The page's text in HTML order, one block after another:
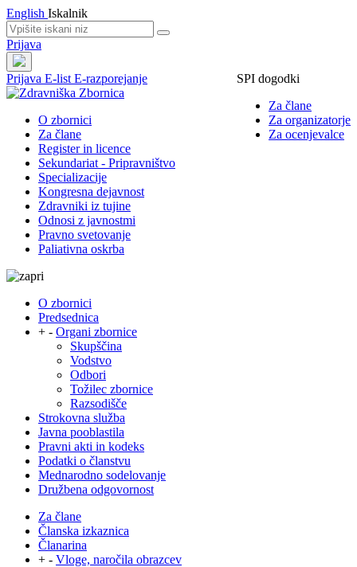
English Iskalnik
Prijava
Prijava
SPI dogodki
Za člane
Za organizatorje
Za ocenjevalce
E-list E-razporejanje
O zbornici
Za člane
Register in licence
Sekundariat - Pripravništvo
Specializacije
Kongresna dejavnost
Zdravniki iz tujine
Odnosi z javnostmi
Pravno svetovanje
Paliativna oskrba
O zbornici
Predsednica
+ - Organi zbornice
Skupščina
Vodstvo
Odbori
Tožilec zbornice
Razsodišče
Strokovna služba
Javna pooblastila
Pravni akti in kodeks
Podatki o članstvu
Mednarodno sodelovanje
Družbena odgovornost
Za člane
Članska izkaznica
Članarina
+ - Vloge, naročila obrazcev